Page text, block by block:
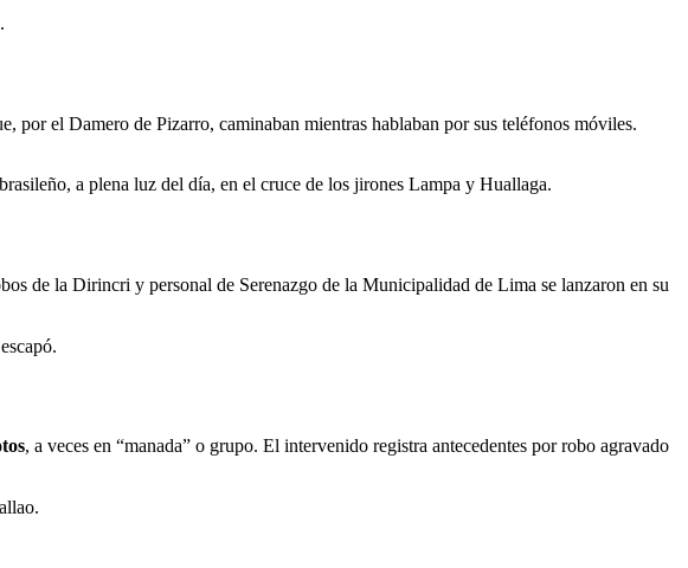
por el Damero de Pizarro, caminaban mientras hablaban por sus teléfonos móviles.
a plena luz del día, en el cruce de los jirones Lampa y Huallaga.
de la Dirincri y personal de Serenazgo de la Municipalidad de Lima se lanzaron en su
, a veces en “manada” o grupo. El intervenido registra antecedentes por robo agravado